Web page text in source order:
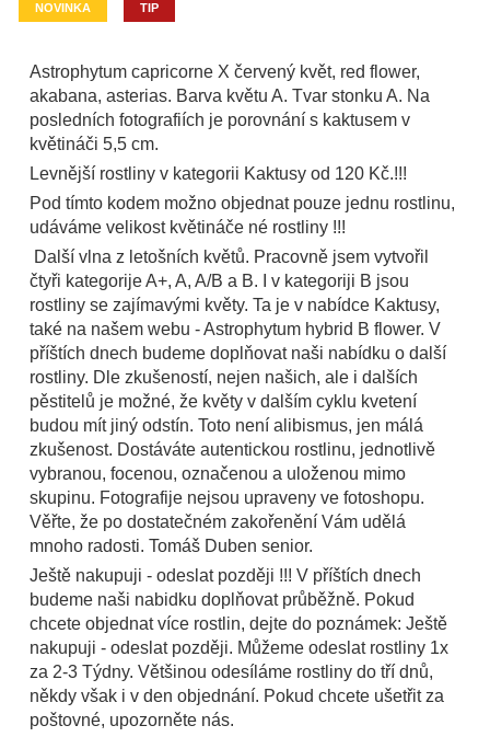
NOVINKA TIP
Astrophytum capricorne X červený květ, red flower,
akabana, asterias. Barva květu A. Tvar stonku A. Na
posledních fotografiích je porovnání s kaktusem v
květináči 5,5 cm.
Levnější rostliny v kategorii Kaktusy od 120 Kč.!!!
Pod tímto kodem možno objednat pouze jednu rostlinu,
udáváme velikost květináče né rostliny !!!
Další vlna z letošních květů. Pracovně jsem vytvořil
čtyři kategorije A+, A, A/B a B. I v kategoriji B jsou
rostliny se zajímavými květy. Ta je v nabídce Kaktusy,
také na našem webu - Astrophytum hybrid B flower. V
příštích dnech budeme doplňovat naši nabídku o další
rostliny. Dle zkušeností, nejen našich, ale i dalších
pěstitelů je možné, že květy v dalším cyklu kvetení
budou mít jiný odstín. Toto není alibismus, jen málá
zkušenost. Dostáváte autentickou rostlinu, jednotlivě
vybranou, focenou, označenou a uloženou mimo
skupinu. Fotografije nejsou upraveny ve fotoshopu.
Věřte, že po dostatečném zakořenění Vám udělá
mnoho radosti. Tomáš Duben senior.
Ještě nakupuji - odeslat později !!! V příštích dnech
budeme naši nabidku doplňovat průběžně. Pokud
chcete objednat více rostlin, dejte do poznámek: Ještě
nakupuji - odeslat později. Můžeme odeslat rostliny 1x
za 2-3 Týdny. Většinou odesíláme rostliny do tří dnů,
někdy však i v den objednání. Pokud chcete ušetřit za
poštovné, upozorněte nás.